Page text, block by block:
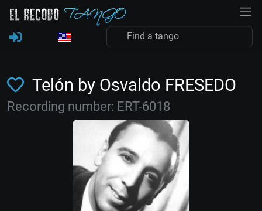
Telón by Osvaldo FRESEDO
Recording number: ERT-6018